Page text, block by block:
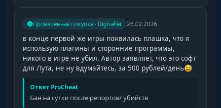
Проверенная покупка · Digiseller 26.02.2026
в конце первой же игры появилась плашка, что я
использую плагины и сторонние программы,
никого в игре не убил. Автор заявляет, что это софт
для Лута, не ну вдумайтесь, за 500 рублей/день😅
Ответ ProCheat
Бан на сутки после репортов/ убийств